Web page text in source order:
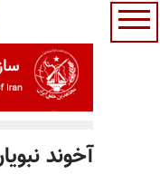
آخوند